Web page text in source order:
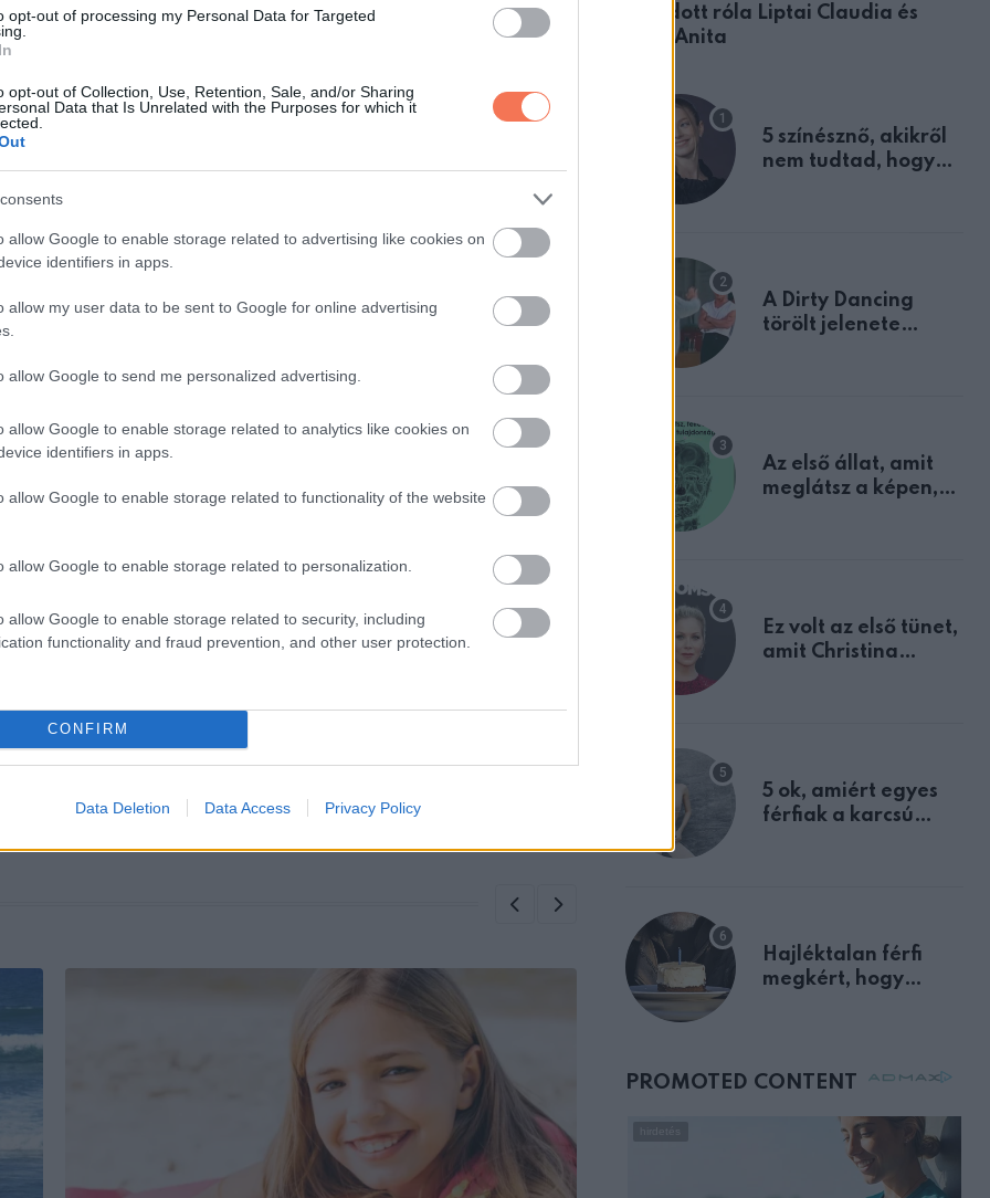
opt-out of processing my Personal Data for Targeted
opt-out of Collection, Use, Retention, Sale, and/or Sharing
Data that Is Unrelated with the Purposes for which it
allow Google to enable storage related to advertising like cookies on
identifiers in apps.
allow my user data to be sent to Google for online advertising
allow Google to send me personalized advertising.
allow Google to enable storage related to analytics like cookies on
identifiers in apps.
allow Google to enable storage related to functionality of the website
allow Google to enable storage related to personalization.
allow Google to enable storage related to security, including
functionality and fraud prevention, and other user protection.
CONFIRM
Data Deletion Data Access Privacy Policy
Mohana
nem a korkülönbség számít, hanem csak az, hogy egymásra találtak.
boldogok.
Ez az öt csillagjegy a legjobb nő az
mondott róla Liptai Claudia és
Ábel Anita
5 színésznő, akikről
nem tudtad, hogy
A Dirty Dancing
törölt jelenete
Az első állat, amit
meglátsz a képen,
Ez volt az első tünet,
amit Christina
5 ok, amiért egyes
férfiak a karcsú
Hajléktalan férfi
megkért, hogy
mellettem ült az első